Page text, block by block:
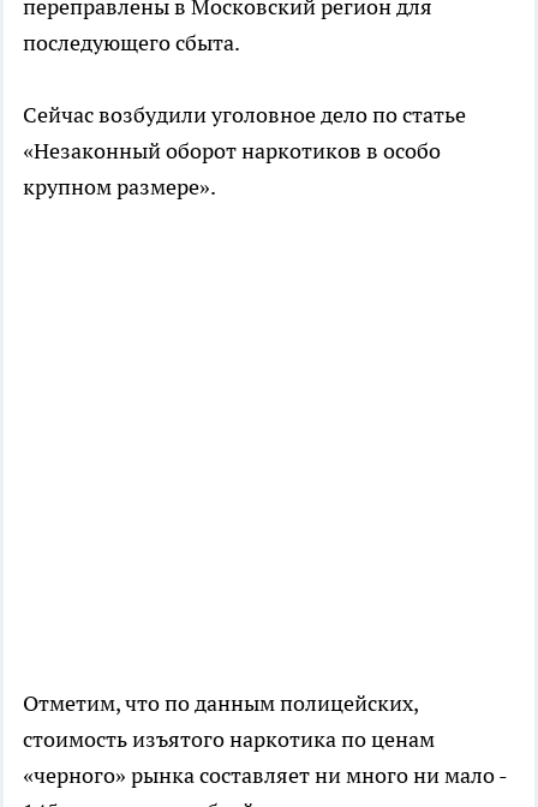
переправлены в Московский регион для
последующего сбыта.
Сейчас возбудили уголовное дело по статье
«Незаконный оборот наркотиков в особо
крупном размере».
Отметим, что по данным полицейских,
стоимость изъятого наркотика по ценам
«черного» рынка составляет ни много ни мало -